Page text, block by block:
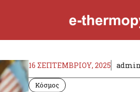
16 ΣΕΠΤΕΜΒΡΊΟΥ, 2025 admin
Κόσμος